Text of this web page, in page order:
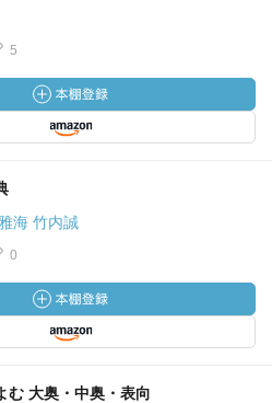
5
海 竹内誠
0
む 大奥・中奥・表向